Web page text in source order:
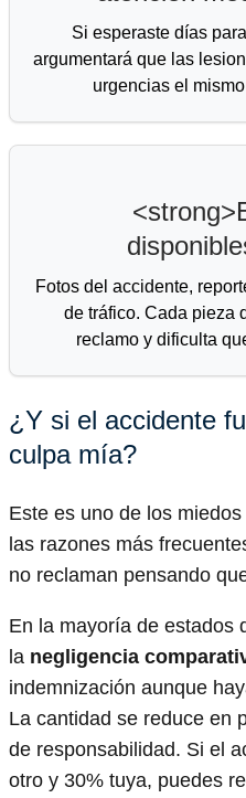
Si esperaste días
argumentará que las
urgencias el
Fotos del accidente,
de tráfico. Cada pieza
reclamo y dificulta
¿Y si el accidente
culpa mía?
Este es uno de los
las razones más
no reclaman pensando
En la mayoría de estados
la negligencia
indemnización aunque
La cantidad se reduce en
de responsabilidad. Si el
otro y 30% tuya, puedes